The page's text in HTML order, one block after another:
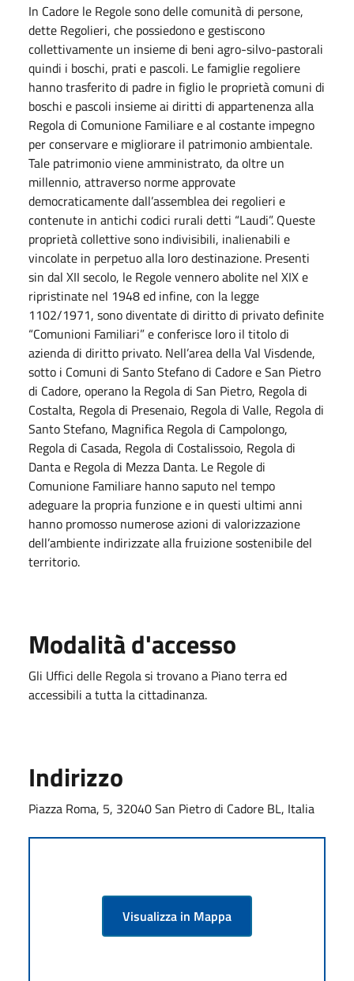
In Cadore le Regole sono delle comunità di persone,
dette Regolieri, che possiedono e gestiscono
collettivamente un insieme di beni agro-silvo-pastorali
quindi i boschi, prati e pascoli. Le famiglie regoliere
hanno trasferito di padre in figlio le proprietà comuni di
boschi e pascoli insieme ai diritti di appartenenza alla
Regola di Comunione Familiare e al costante impegno
per conservare e migliorare il patrimonio ambientale.
Tale patrimonio viene amministrato, da oltre un
millennio, attraverso norme approvate
democraticamente dall’assemblea dei regolieri e
contenute in antichi codici rurali detti “Laudi”. Queste
proprietà collettive sono indivisibili, inalienabili e
vincolate in perpetuo alla loro destinazione. Presenti
sin dal XII secolo, le Regole vennero abolite nel XIX e
ripristinate nel 1948 ed infine, con la legge
1102/1971, sono diventate di diritto di privato definite
“Comunioni Familiari” e conferisce loro il titolo di
azienda di diritto privato. Nell’area della Val Visdende,
sotto i Comuni di Santo Stefano di Cadore e San Pietro
di Cadore, operano la Regola di San Pietro, Regola di
Costalta, Regola di Presenaio, Regola di Valle, Regola di
Santo Stefano, Magnifica Regola di Campolongo,
Regola di Casada, Regola di Costalissoio, Regola di
Danta e Regola di Mezza Danta. Le Regole di
Comunione Familiare hanno saputo nel tempo
adeguare la propria funzione e in questi ultimi anni
hanno promosso numerose azioni di valorizzazione
dell’ambiente indirizzate alla fruizione sostenibile del
territorio.
Modalità d'accesso
Gli Uffici delle Regola si trovano a Piano terra ed
accessibili a tutta la cittadinanza.
Indirizzo
Piazza Roma, 5, 32040 San Pietro di Cadore BL, Italia
Visualizza in Mappa